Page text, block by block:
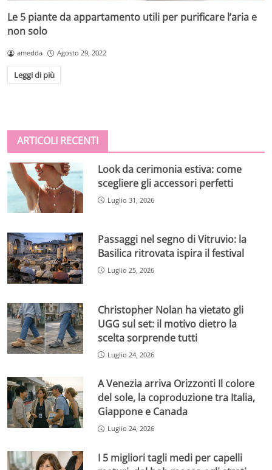
Le 5 piante da appartamento utili per purificare l’aria e
non solo
amedda Agosto 29, 2022
Leggi di più
ARTICOLI RECENTI
Look da cerimonia estiva: come
scegliere gli accessori perfetti
Luglio 31, 2026
Passaggi nel segno di Vitruvio: la
Basilica ritrovata ispira il festival
Luglio 25, 2026
Christopher Nolan ha vietato gli
UGG sul set: il motivo dietro la
scelta sorprende tutti
Luglio 24, 2026
A Venezia arriva Orizzonti Il colore
del sole, la coproduzione tra Italia,
Giappone e Canada
Luglio 24, 2026
I 5 migliori tagli medi per capelli